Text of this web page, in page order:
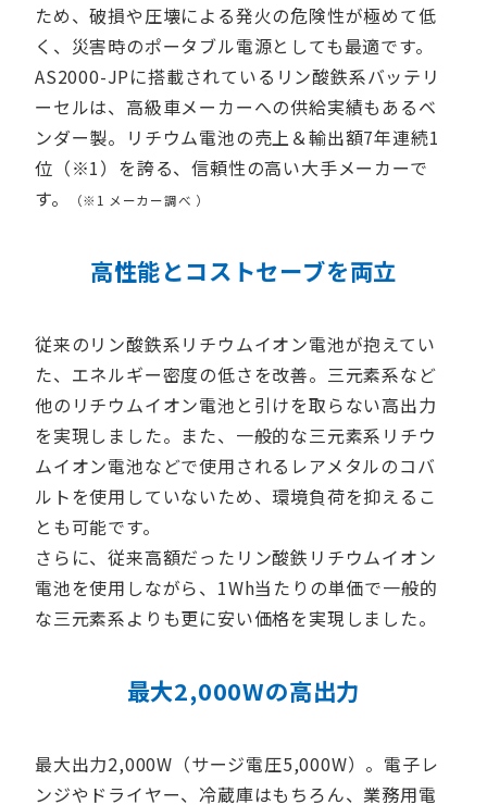
ため、破損や圧壊による発火の危険性が極めて低
く、災害時のポータブル電源としても最適です。
AS2000-JPに搭載されているリン酸鉄系バッテリ
ーセルは、高級車メーカーへの供給実績もあるベ
ンダー製。リチウム電池の売上＆輸出額7年連続1
位（※1）を誇る、信頼性の高い大手メーカーで
す。
（※1 メーカー調べ ）
高性能とコストセーブを両立
従来のリン酸鉄系リチウムイオン電池が抱えてい
た、エネルギー密度の低さを改善。三元素系など
他のリチウムイオン電池と引けを取らない高出力
を実現しました。また、一般的な三元素系リチウ
ムイオン電池などで使用されるレアメタルのコバ
ルトを使用していないため、環境負荷を抑えるこ
とも可能です。
さらに、従来高額だったリン酸鉄リチウムイオン
電池を使用しながら、1Wh当たりの単価で一般的
な三元素系よりも更に安い価格を実現しました。
最大2,000Wの高出力
最大出力2,000W（サージ電圧5,000W）。電子レ
ンジやドライヤー、冷蔵庫はもちろん、業務用電